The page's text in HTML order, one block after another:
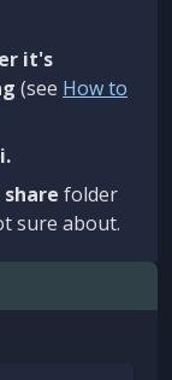
it's
(see How to
share folder
sure about.